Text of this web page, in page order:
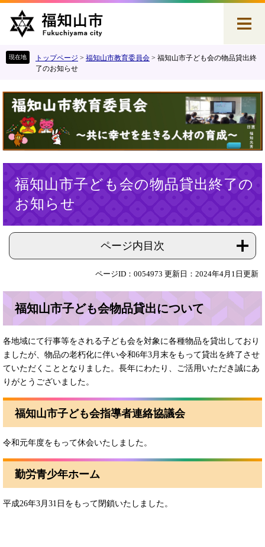
す
し
文
トップページ > 福知山市教育委員会 > 福知山市子ども会の物品貸出終
了のお知らせ
福知山市子ども会の物品貸出終了の
お知らせ
ページ内目次
ページID：0054973 更新日：2024年4月1日更新
福知山市子ども会物品貸出について
各地域にて行事等をされる子ども会を対象に各種物品を貸出しており
ましたが、物品の老朽化に伴い令和6年3月末をもって貸出を終了させ
ていただくこととなりました。長年にわたり、ご活用いただき誠にあ
りがとうございました。
福知山市子ども会指導者連絡協議会
令和元年度をもって休会いたしました。
勤労青少年ホーム
平成26年3月31日をもって閉鎖いたしました。